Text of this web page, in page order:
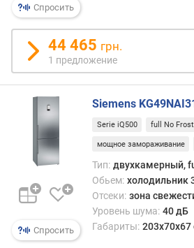
о
з
л
р
е
м
я
с
о
р
а
Спросить
44 465 грн.
1 предложение
Спросить
Siemens
Serie iQ500 full No Frost
мощное замораживание
Тип: двухкамерный,
Обьем: холодильник
Отсеки: зона
Уровень шума: 40 дБ
Габариты: 203x70x67